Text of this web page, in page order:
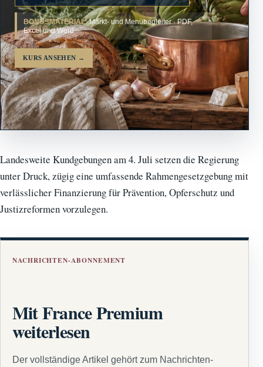
BONUSMATERIAL:Markt- und Menübegleiter · PDF,
Excel und Word
KURS ANSEHEN →
Landesweite Kundgebungen am 4. Juli setzen die Regierung
unter Druck, zügig eine umfassende Rahmengesetzgebung mit
verlässlicher Finanzierung für Prävention, Opferschutz und
Justizreformen vorzulegen.
NACHRICHTEN-ABONNEMENT
Mit France Premium
weiterlesen
Der vollständige Artikel gehört zum Nachrichten-